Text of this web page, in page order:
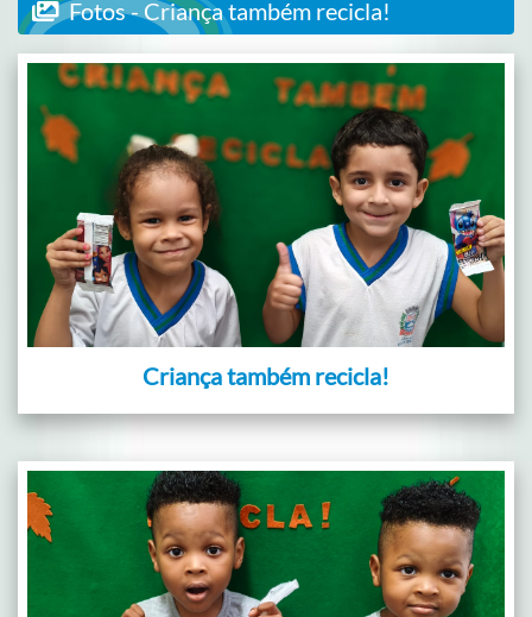
Fotos - Criança também recicla!
Criança também recicla!